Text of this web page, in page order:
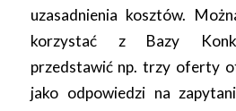
uzasadnienia kosztów.
korzystać z Bazy
przedstawić np. trzy oferty
jako odpowiedzi na